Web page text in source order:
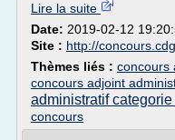
Lire la suite
Date: 2019-02-12
Site : http://
Thèmes liés : concours
concours adjoint
administratif categorie
concours